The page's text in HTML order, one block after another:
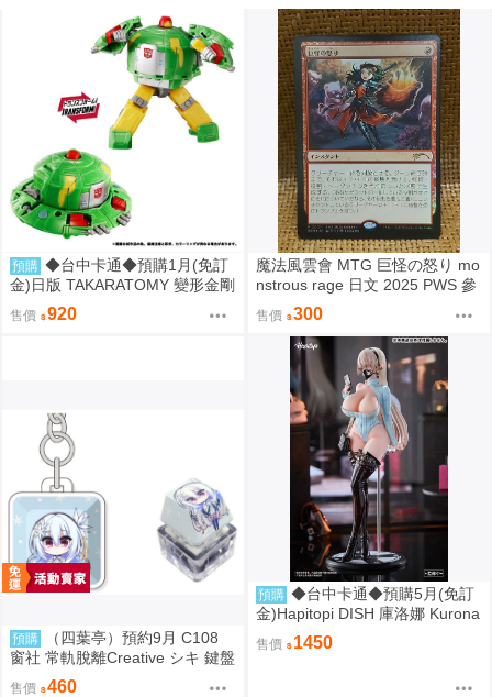
預購 ◆台中卡通◆預購1月(免訂
金)日版 TAKARATOMY 變形金剛
NL-06 地球火種 宇宙飛碟 Cosm
os
售價 920
魔法風雲會 MTG 巨怪の怒り mo
nstrous rage 日文 2025 PWS 參
加賞 Promo
售價 300
預購
（四葉亭）預約9月 C108
窗社 常軌脫離Creative シキ 鍵盤
按鍵造型鑰匙圈 0814
售價 460
預購 ◆台中卡通◆預購5月(免訂
金)Hapitopi DISH 庫洛娜 Kurona
盛情邀請 1/6 1107
售價 1450